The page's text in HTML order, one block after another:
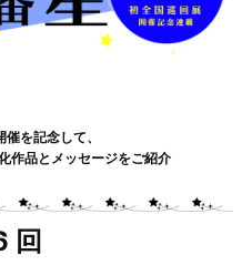
を記念して、
作品とメッセージをご紹介
回